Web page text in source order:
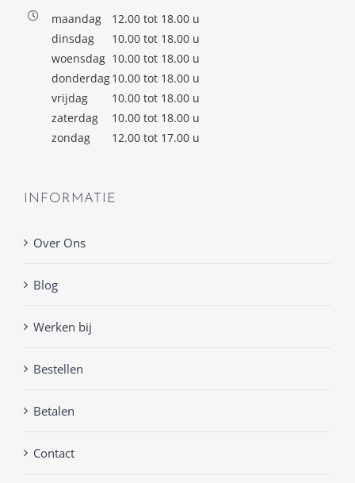
maandag
12.00 tot 18.00 u
dinsdag
10.00 tot 18.00 u
woensdag 10.00 tot 18.00 u
donderdag10.00 tot 18.00 u
vrijdag
10.00 tot 18.00 u
zaterdag
10.00 tot 18.00 u
zondag
12.00 tot 17.00 u
INFORMATIE
Over Ons
Blog
Werken bij
Bestellen
Betalen
Contact